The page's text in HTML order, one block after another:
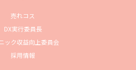
売れコス
DX実行委員長
ック収益向上委員会
採用情報